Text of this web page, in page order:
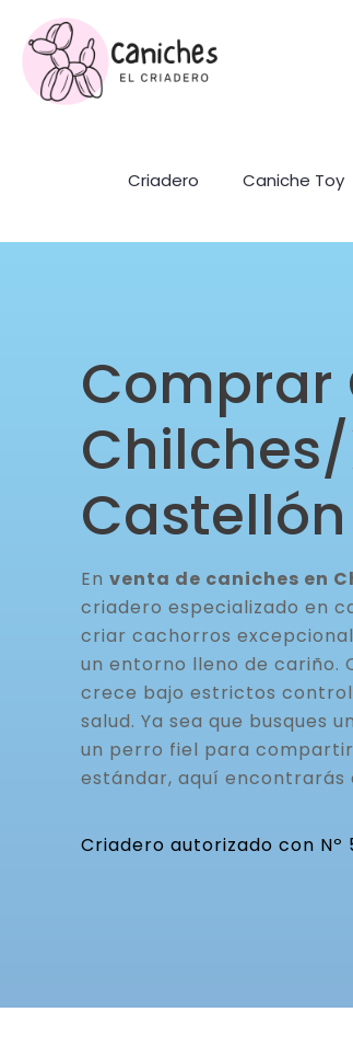
Criadero Caniche Toy
Comprar
Castellón
En venta de caniches en
criadero especializado en
criar cachorros
un entorno lleno de cariño.
crece bajo estrictos
salud. Ya sea que busques
un perro fiel para
estándar, aquí encontrarás
Criadero autorizado con Nº